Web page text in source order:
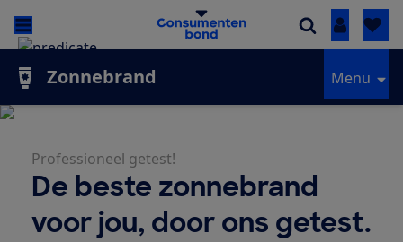
Inloggen
Zonnebrand Menu
Professioneel getest!
De beste zonnebrand
voor jou, door ons getest.